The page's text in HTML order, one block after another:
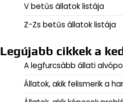
V betűs állatok listája
Z-Zs betűs állatok listája
Legújabb cikkek a
A legfurcsább állati
Állatok, akik felismerik a